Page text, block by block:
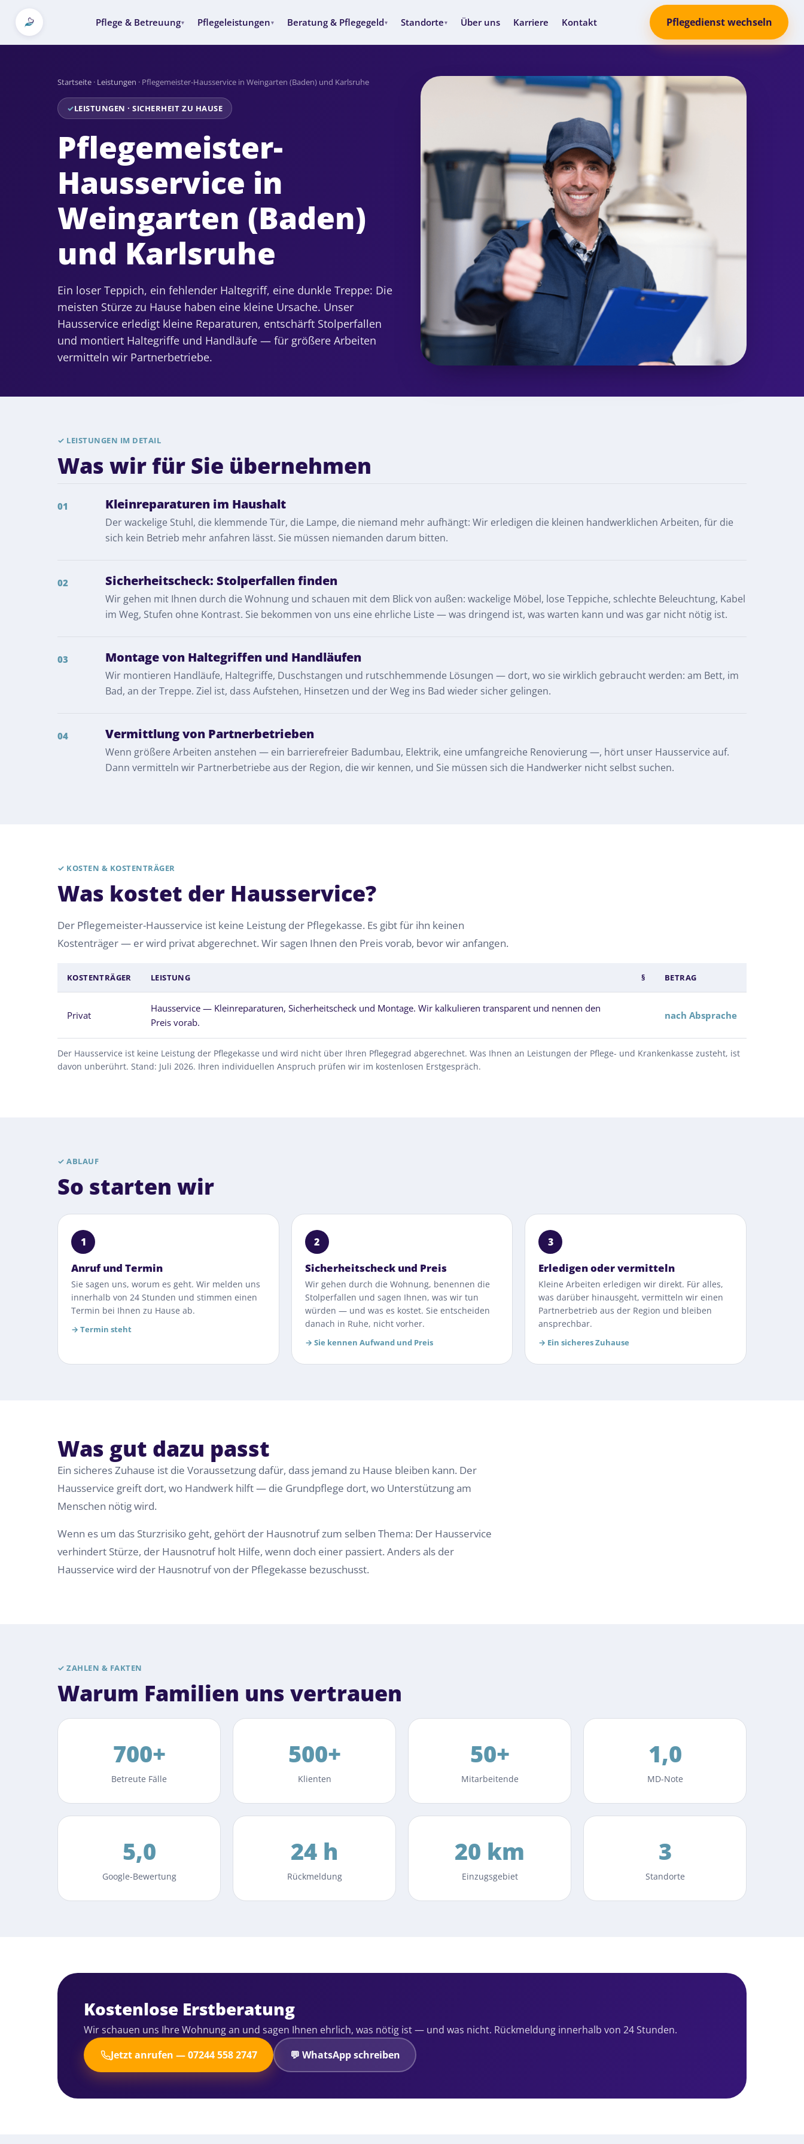
Pflege & Betreuung▾ Pflegeleistungen▾ Beratung & Pflegegeld▾ Standorte▾ Über uns Karriere Kontakt Pflegedienst wechseln
Startseite · Leistungen · Pflegemeister-Hausservice in Weingarten (Baden) und Karlsruhe
LEISTUNGEN · SICHERHEIT ZU HAUSE
Pflegemeister-
Hausservice in
Weingarten (Baden)
und Karlsruhe
Ein loser Teppich, ein fehlender Haltegriff, eine dunkle Treppe: Die
meisten Stürze zu Hause haben eine kleine Ursache. Unser
Hausservice erledigt kleine Reparaturen, entschärft Stolperfallen
und montiert Haltegriffe und Handläufe — für größere Arbeiten
vermitteln wir Partnerbetriebe.
✓ LEISTUNGEN IM DETAIL
Was wir für Sie übernehmen
01 Kleinreparaturen im Haushalt
Der wackelige Stuhl, die klemmende Tür, die Lampe, die niemand mehr aufhängt: Wir erledigen die kleinen handwerklichen Arbeiten, für die
sich kein Betrieb mehr anfahren lässt. Sie müssen niemanden darum bitten.
02 Sicherheitscheck: Stolperfallen finden
Wir gehen mit Ihnen durch die Wohnung und schauen mit dem Blick von außen: wackelige Möbel, lose Teppiche, schlechte Beleuchtung, Kabel
im Weg, Stufen ohne Kontrast. Sie bekommen von uns eine ehrliche Liste — was dringend ist, was warten kann und was gar nicht nötig ist.
03 Montage von Haltegriffen und Handläufen
Wir montieren Handläufe, Haltegriffe, Duschstangen und rutschhemmende Lösungen — dort, wo sie wirklich gebraucht werden: am Bett, im
Bad, an der Treppe. Ziel ist, dass Aufstehen, Hinsetzen und der Weg ins Bad wieder sicher gelingen.
04 Vermittlung von Partnerbetrieben
Wenn größere Arbeiten anstehen — ein barrierefreier Badumbau, Elektrik, eine umfangreiche Renovierung —, hört unser Hausservice auf.
Dann vermitteln wir Partnerbetriebe aus der Region, die wir kennen, und Sie müssen sich die Handwerker nicht selbst suchen.
✓ KOSTEN & KOSTENTRÄGER
Was kostet der Hausservice?
Der Pflegemeister-Hausservice ist keine Leistung der Pflegekasse. Es gibt für ihn keinen
Kostenträger — er wird privat abgerechnet. Wir sagen Ihnen den Preis vorab, bevor wir anfangen.
KOSTENTRÄGER LEISTUNG § BETRAG
Privat
Hausservice — Kleinreparaturen, Sicherheitscheck und Montage. Wir kalkulieren transparent und nennen den
Preis vorab.
nach Absprache
Der Hausservice ist keine Leistung der Pflegekasse und wird nicht über Ihren Pflegegrad abgerechnet. Was Ihnen an Leistungen der Pflege- und Krankenkasse zusteht, ist
davon unberührt. Stand: Juli 2026. Ihren individuellen Anspruch prüfen wir im kostenlosen Erstgespräch.
✓ABLAUF
So starten wir
1
Anruf und Termin
Sie sagen uns, worum es geht. Wir melden uns
innerhalb von 24 Stunden und stimmen einen
Termin bei Ihnen zu Hause ab.
→ Termin steht
2
Sicherheitscheck und Preis
Wir gehen durch die Wohnung, benennen die
Stolperfallen und sagen Ihnen, was wir tun
würden — und was es kostet. Sie entscheiden
danach in Ruhe, nicht vorher.
→ Sie kennen Aufwand und Preis
3
Erledigen oder vermitteln
Kleine Arbeiten erledigen wir direkt. Für alles,
was darüber hinausgeht, vermitteln wir einen
Partnerbetrieb aus der Region und bleiben
ansprechbar.
→ Ein sicheres Zuhause
Was gut dazu passt
Ein sicheres Zuhause ist die Voraussetzung dafür, dass jemand zu Hause bleiben kann. Der
Hausservice greift dort, wo Handwerk hilft — die Grundpflege dort, wo Unterstützung am
Menschen nötig wird.
Wenn es um das Sturzrisiko geht, gehört der Hausnotruf zum selben Thema: Der Hausservice
verhindert Stürze, der Hausnotruf holt Hilfe, wenn doch einer passiert. Anders als der
Hausservice wird der Hausnotruf von der Pflegekasse bezuschusst.
✓ZAHLEN & FAKTEN
Warum Familien uns vertrauen
700+
Betreute Fälle
500+
Klienten
50+
Mitarbeitende
1,0
MD-Note
5,0
Google-Bewertung
24 h
Rückmeldung
20 km
Einzugsgebiet
3
Standorte
Kostenlose Erstberatung
Wir schauen uns Ihre Wohnung an und sagen Ihnen ehrlich, was nötig ist — und was nicht. Rückmeldung innerhalb von 24 Stunden.
Jetzt anrufen — 07244 558 2747
💬 WhatsApp schreiben